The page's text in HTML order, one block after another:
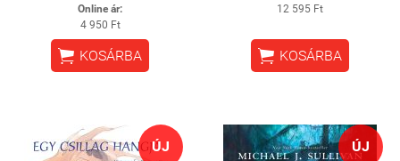
Online ár:
4 950 Ft
 KOSÁRBA
12 595 Ft
 KOSÁRBA
ÚJ ÚJ